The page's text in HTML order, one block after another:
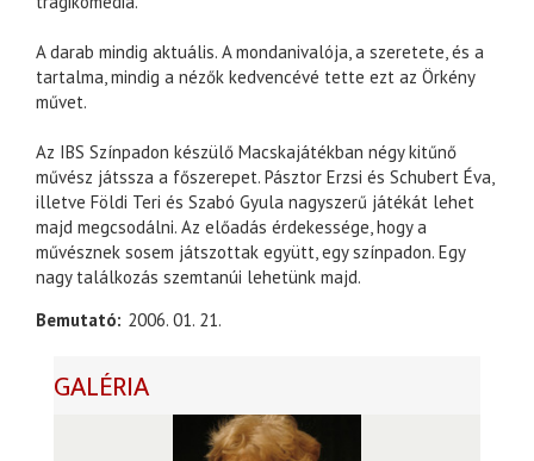
A darab mindig aktuális. A mondanivalója, a szeretete, és a
tartalma, mindig a nézők kedvencévé tette ezt az Örkény
művet.
Az IBS Színpadon készülő Macskajátékban négy kitűnő
művész játssza a főszerepet. Pásztor Erzsi és Schubert Éva,
illetve Földi Teri és Szabó Gyula nagyszerű játékát lehet
majd megcsodálni. Az előadás érdekessége, hogy a
művésznek sosem játszottak együtt, egy színpadon. Egy
nagy találkozás szemtanúi lehetünk majd.
Bemutató 2006. 01. 21.
GALÉRIA